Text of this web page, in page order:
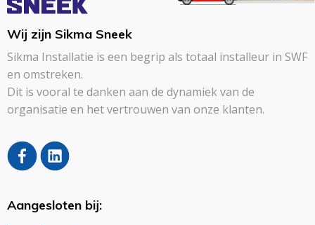
Wij zijn Sikma Sneek
Sikma Installatie is een begrip als totaal installeur in SWF
en omstreken.
Dit is vooral te danken aan de dynamiek van de
organisatie en het vertrouwen van onze klanten.
Aangesloten bij: